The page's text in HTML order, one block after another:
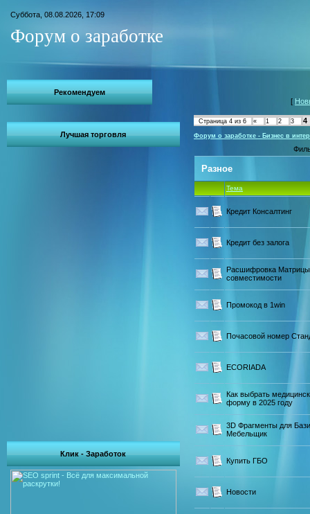
Суббота, 08.08.2026, 17:09
Форум о заработке
Рекомендуем
Лучшая торговля
Клик - Заработок
[
Страница 4 из 6 « 1 2 3 4
Форум о заработке - Бизнес в
Разное
Тема
Кредит Консалтинг
Кредит без залога
Расшифровка Матрицы
совместимости
Промокод в 1win
Почасовой номер
ECORIADA
Как выбрать
форму в 2025 году
3D Фрагменты для
Мебельщик
Купить ГБО
Новости